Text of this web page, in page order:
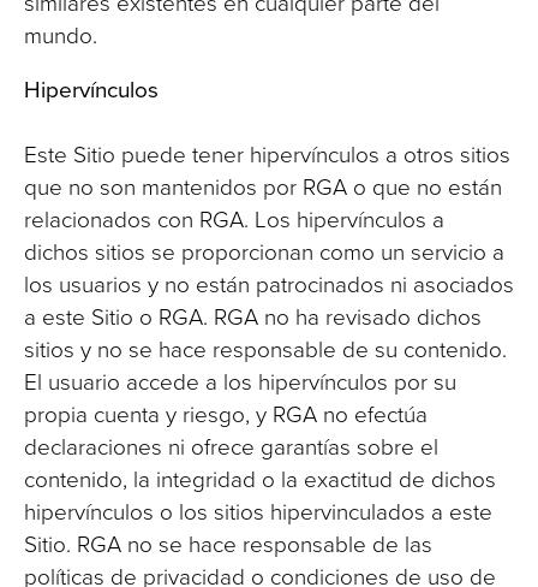
mundo.
Hipervínculos
Este Sitio puede tener hipervínculos a otros sitios
que no son mantenidos por RGA o que no están
relacionados con RGA. Los hipervínculos a
dichos sitios se proporcionan como un servicio a
los usuarios y no están patrocinados ni asociados
a este Sitio o RGA. RGA no ha revisado dichos
sitios y no se hace responsable de su contenido.
El usuario accede a los hipervínculos por su
propia cuenta y riesgo, y RGA no efectúa
declaraciones ni ofrece garantías sobre el
contenido, la integridad o la exactitud de dichos
hipervínculos o los sitios hipervinculados a este
Sitio. RGA no se hace responsable de las
políticas de privacidad o condiciones de uso de